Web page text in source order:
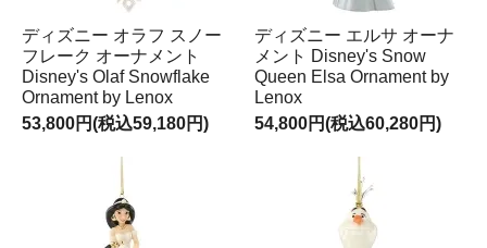
ディズニー オラフ スノー
フレーク オーナメント
Disney's Olaf Snowflake
Ornament by Lenox
53,800円(税込59,180円)
ディズニー エルサ オーナ
メント Disney's Snow
Queen Elsa Ornament by
Lenox
54,800円(税込60,280円)